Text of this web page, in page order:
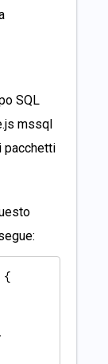
SQL
mssql
pacchetti
{